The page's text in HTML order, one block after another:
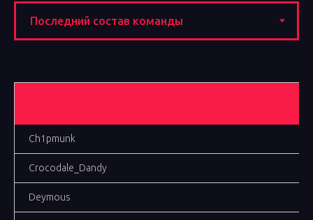
Ch1pmunk
Crocodale_Dandy
Deymous